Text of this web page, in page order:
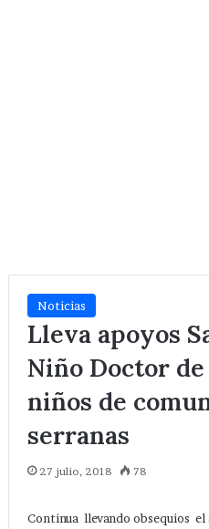
Noticias
Lleva apoyos
Niño Doctor de
niños de
serranas
27 julio, 2018 78
Continua llevando obsequios el